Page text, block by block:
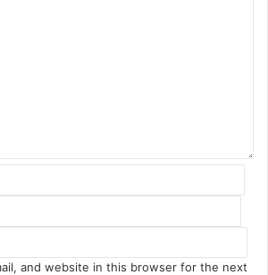
and website in this browser for the next